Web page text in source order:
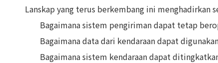
Lanskap yang terus berkembang ini menghadirkan
Bagaimana sistem pengiriman dapat tetap
Bagaimana data dari kendaraan dapat
Bagaimana sistem kendaraan dapat